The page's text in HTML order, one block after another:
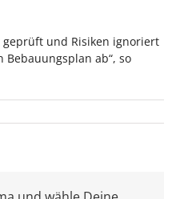
geprüft und Risiken ignoriert
ab“, so